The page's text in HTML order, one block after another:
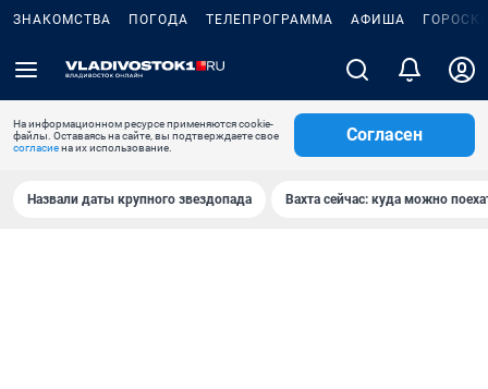
ЗНАКОМСТВА ПОГОДА ТЕЛЕПРОГРАММА АФИША
На информационном ресурсе применяются cookie-
файлы. Оставаясь на сайте, вы подтверждаете свое
согласиена их использование.
Согласен
Назвали даты крупного звездопада Вахта сейчас: куда можно